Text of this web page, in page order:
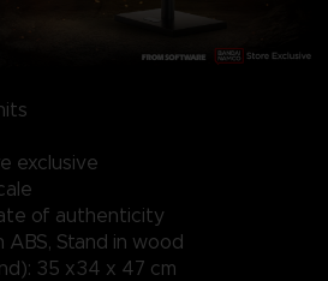
exclusive
of authenticity
ABS, Stand in wood
35 x34 x 47 cm